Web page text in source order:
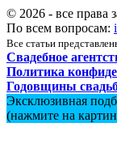
© 2026 - все права
По всем вопросам:
Все статьи
Свадебное
Политика
Годовщины
Эксклюзивная
(нажмите на